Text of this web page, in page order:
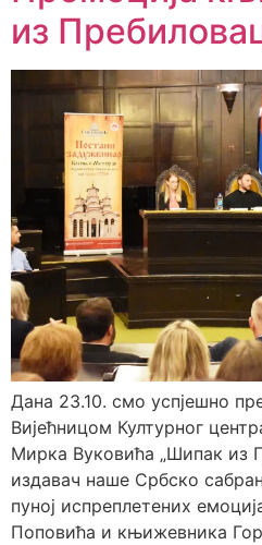
из
Дана 23.10. смо успјешно
Вијећницом Културног
Мирка Вуковића „Шипак из
издавач наше Србско
пуној испреплетених
Поповића и књижевника